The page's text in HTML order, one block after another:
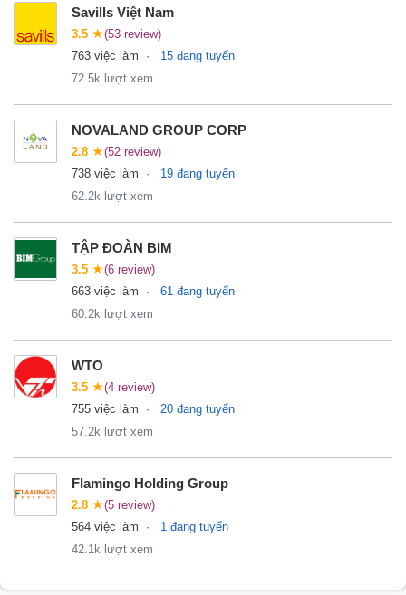
Savills Việt Nam
3.5 ★(53 review)
763 việc làm
15 đang tuyển
72.5k lượt xem
NOVALAND GROUP CORP
2.8 ★(52 review)
738 việc làm
19 đang tuyển
62.2k lượt xem
TẬP ĐOÀN BIM
3.5 ★(6 review)
663 việc làm
61 đang tuyển
60.2k lượt xem
WTO
3.5 ★(4 review)
755 việc làm
20 đang tuyển
57.2k lượt xem
Flamingo Holding Group
2.8 ★(5 review)
564 việc làm
1 đang tuyển
42.1k lượt xem